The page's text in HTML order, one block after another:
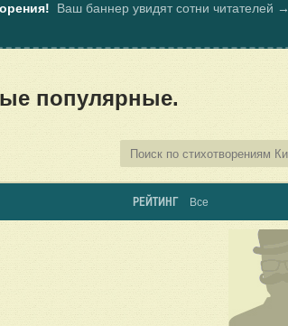
Ваш баннер увидят сотни читателей →
популярные.
РЕЙТИНГ Все